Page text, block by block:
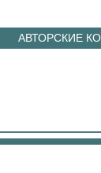
АВТОРСКИЕ